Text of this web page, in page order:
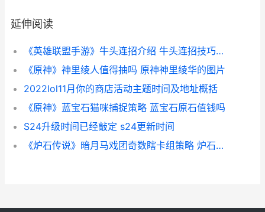
延伸阅读
《英雄联盟手游》牛头连招介绍 牛头连招技巧攻略
《原神》神里绫人值得抽吗 原神神里绫华的图片
2022lol11月你的商店活动主题时间及地址概括
《原神》蓝宝石猫咪捕捉策略 蓝宝石原石值钱吗
S24升级时间已经敲定 s24更新时间
《炉石传说》暗月马戏团奇数瞎卡组策略 炉石传说暗语